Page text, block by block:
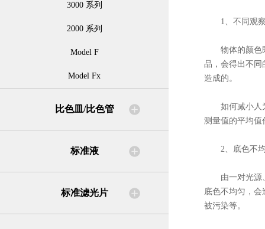
3000 系列
2000 系列
Model F
Model Fx
比色皿/比色管
标准液
标准滤光片
1、不同观察
物体的颜色既
品，会得出不同
造成的。
如何减小人为
测量值的平均值
2、底色不均
由一对光源、
底色不均匀，
被污染等。